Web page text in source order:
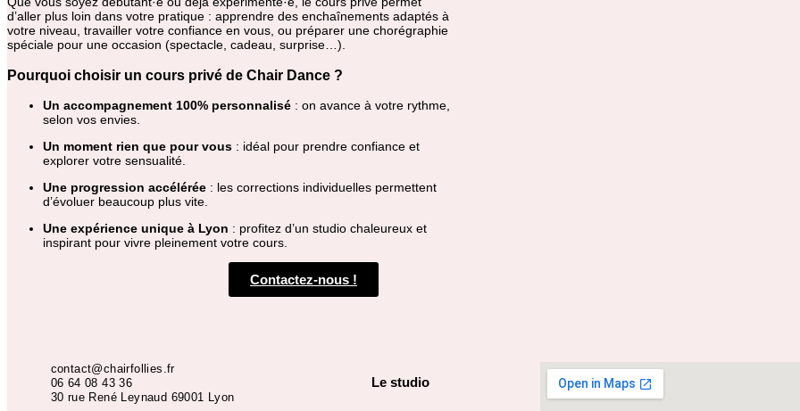
d’aller plus loin dans votre pratique : apprendre des enchaînements adaptés à
votre niveau, travailler votre confiance en vous, ou préparer une chorégraphie
spéciale pour une occasion (spectacle, cadeau, surprise…).
Pourquoi choisir un cours privé de Chair Dance ?
Un accompagnement 100% personnalisé : on avance à votre rythme,
selon vos envies.
Un moment rien que pour vous : idéal pour prendre confiance et
explorer votre sensualité.
Une progression accélérée : les corrections individuelles permettent
d’évoluer beaucoup plus vite.
Une expérience unique à Lyon : profitez d’un studio chaleureux et
inspirant pour vivre pleinement votre cours.
Contactez-nous !
contact@chairfollies.fr
06 64 08 43 36
30 rue René Leynaud 69001 Lyon
Le studio